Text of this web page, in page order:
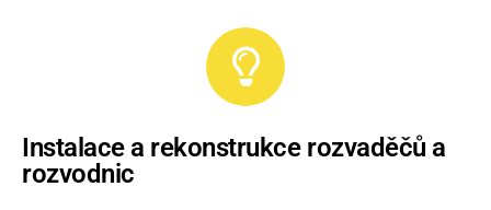
Instalace a rekonstrukce rozvaděčů a
rozvodnic